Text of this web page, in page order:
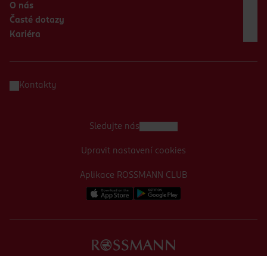
O nás
Časté dotazy
Kariéra
Kontakty
Aplikace ROSSMANN CLUB
Sledujte nás
Upravit nastavení cookies